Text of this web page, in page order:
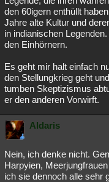
den 60igern enthüllt
Jahre alte Kultur und
in indianischen
den Einhörnern.
Es geht mir halt einfach
den Stellungkrieg geht
tumben Skeptizismus
er den anderen Vorwirft.
Aldaris
Nein, ich denke nicht.
Harpyien,
ich sie dennoch alle sehr